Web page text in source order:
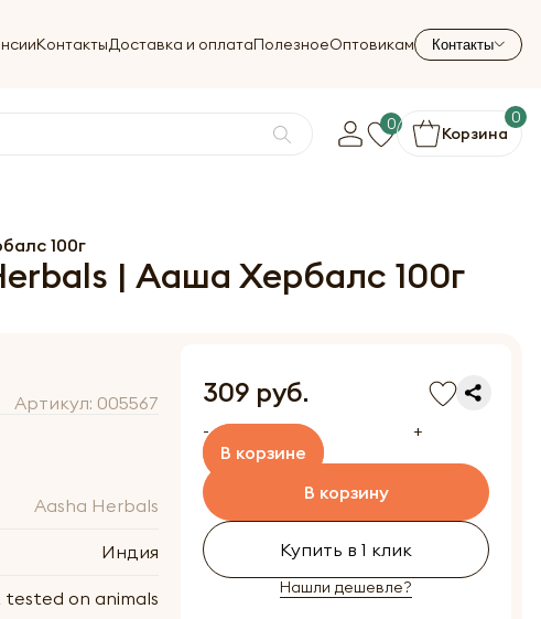
КонтактыДоставка и оплатаПолезноеОптовикам Контакты
0 Корзина
0
100г
| Ааша Хербалс 100г
Артикул: 005567
Aasha Herbals
Индия
on animals
309 руб.
-
+
В корзине
В корзину
Купить в 1 клик
Нашли дешевле?